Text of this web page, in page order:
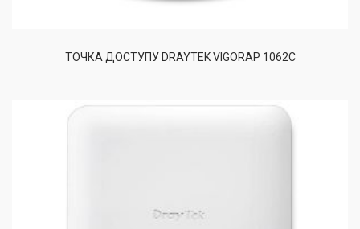
ТОЧКА ДОСТУПУ DRAYTEK VIGORAP 1062C